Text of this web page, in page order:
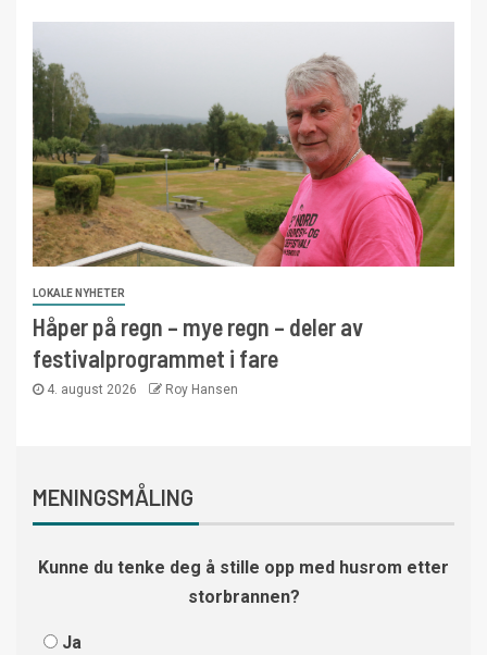
LOKALE NYHETER
Håper på regn – mye regn – deler av
festivalprogrammet i fare
4. august 2026 Roy Hansen
MENINGSMÅLING
Kunne du tenke deg å stille opp med husrom etter
storbrannen?
Ja